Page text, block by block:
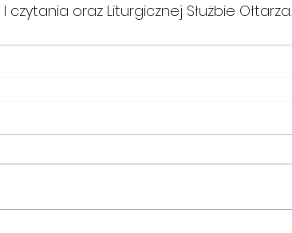
oraz Liturgicznej Służbie Ołtarza.